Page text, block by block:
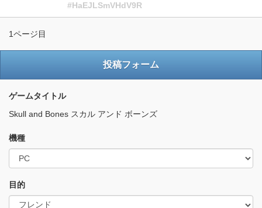
#HaEJLSmVHdV9R
1ページ目
投稿フォーム
ゲームタイトル
Skull and Bones スカル アンド ボーンズ
機種
目的